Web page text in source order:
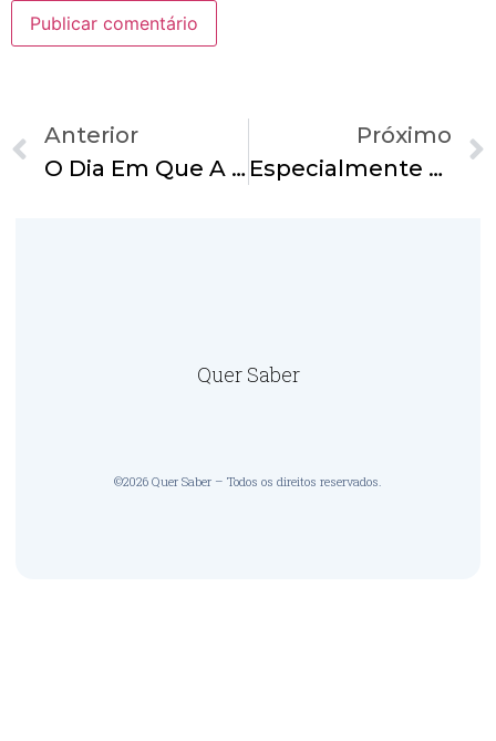
Anterior
O Dia Em Que A Globo Foi Envergonhada
Próximo
Especialmente Aos Evangélicos-“Viver É Cristo. Morrer É Lucro.”
Quer Saber
©2026 Quer Saber – Todos os direitos reservados.